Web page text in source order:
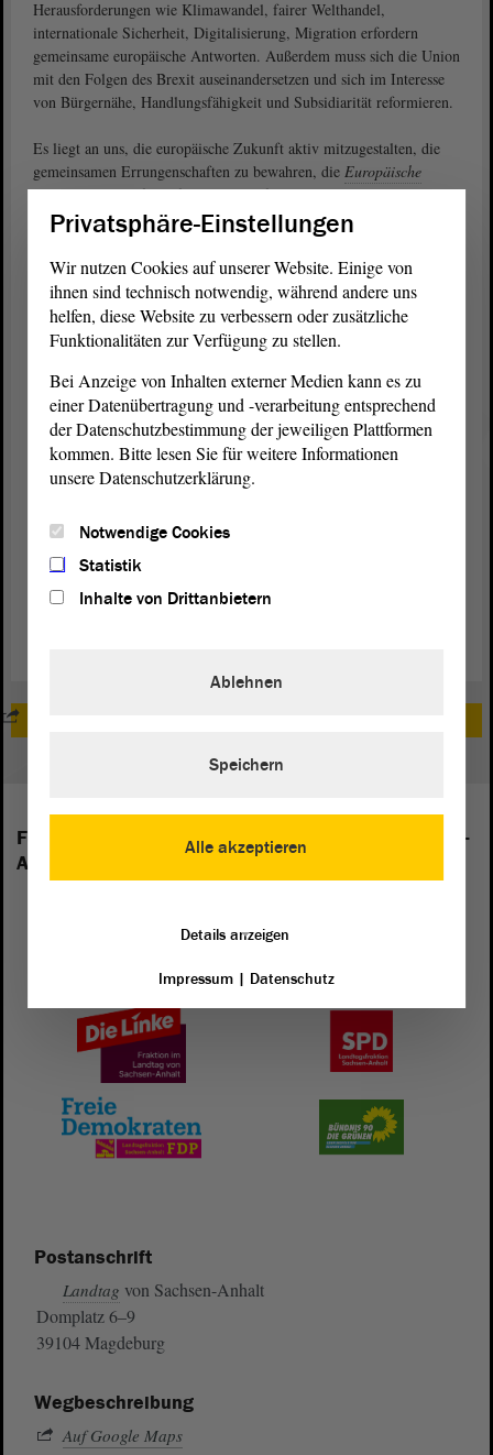
Herausforderungen wie Klimawandel, fairer Welthandel,
internationale Sicherheit, Digitalisierung, Migration erfordern
gemeinsame europäische Antworten. Außerdem muss sich die Union
mit den Folgen des Brexit auseinandersetzen und sich im Interesse
von Bürgernähe, Handlungsfähigkeit und Subsidiarität reformieren.
Es liegt an uns, die europäische Zukunft aktiv mitzugestalten, die
gemeinsamen Errungenschaften zu bewahren, die Europäische
Unionhandlungsfähig für die Zukunft zu machen und ihr eine
selbstbewusste Rolle in der Welt aufzutragen.
Liebe Bürgerinnen und Bürger, wir rufen Sie deshalb auf:
Geben Sie am 26. Mai Ihre Stimme für Europa ab!
Gabriele Brakebusch
Präsidentin des Landtags
Dr. Reiner Haseloff
Ministerpräsident
Zum Download: Gemeinsamer Wahlaufruf von
Landtagspräsidentin Brakebusch und Ministerpräsident Haseloff
(PDF)
Folgende Fraktionen sind im Landtag von Sachsen-
Anhalt vertreten:
Postanschrift
Landtag von Sachsen-Anhalt
Domplatz 6–9
39104 Magdeburg
Wegbeschreibung
Auf Google Maps
Privatsphäre-Einstellungen
Wir nutzen Cookies auf unserer Website. Einige von
ihnen sind technisch notwendig, während andere uns
helfen, diese Website zu verbessern oder zusätzliche
Funktionalitäten zur Verfügung zu stellen.
Bei Anzeige von Inhalten externer Medien kann es zu
einer Datenübertragung und -verarbeitung entsprechend
der Datenschutzbestimmung der jeweiligen Plattformen
kommen. Bitte lesen Sie für weitere Informationen
unsere Datenschutzerklärung.
Notwendige Cookies
Statistik
Inhalte von Drittanbietern
Alle akzeptieren
Ablehnen
Speichern
Details anzeigen
Impressum| Datenschutz